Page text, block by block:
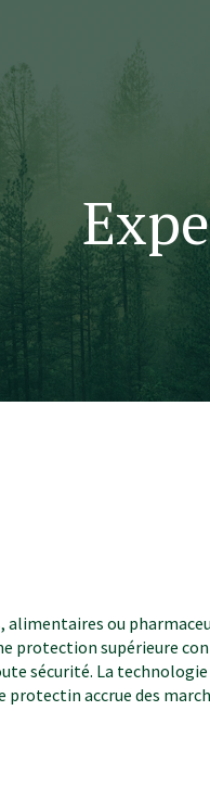
ou
protection supérieure
sécurité. La
accrue des